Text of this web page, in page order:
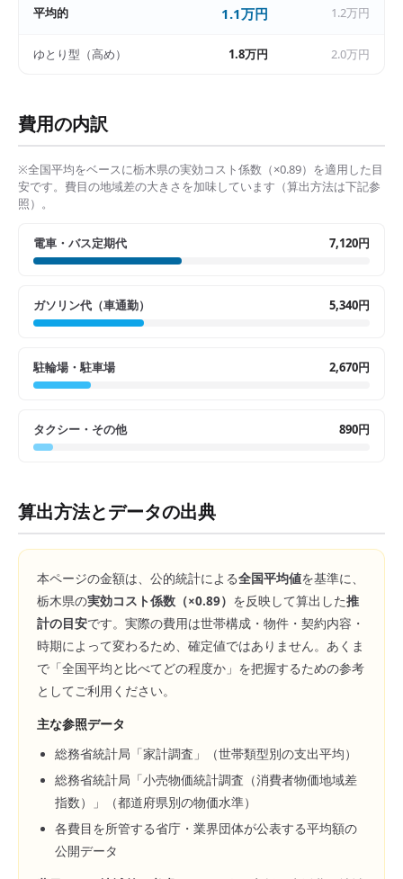
平均的 1.1万円 1.2万円
ゆとり型（高め） 1.8万円 2.0万円
費用の内訳
※全国平均をベースに栃木県の実効コスト係数（×0.89）を適用した目
安です。費目の地域差の大きさを加味しています（算出方法は下記参
照）。
電車・バス定期代 7,120円
ガソリン代（車通勤） 5,340円
駐輪場・駐車場 2,670円
タクシー・その他 890円
算出方法とデータの出典
本ページの金額は、公的統計による全国平均値を基準に、
栃木県の実効コスト係数（×0.89） を反映して算出した推
計の目安です。実際の費用は世帯構成・物件・契約内容・
時期によって変わるため、確定値ではありません。あくま
で「全国平均と比べてどの程度か」を把握するための参考
としてご利用ください。
主な参照データ
総務省統計局「家計調査」（世帯類型別の支出平均）
総務省統計局「小売物価統計調査（消費者物価地域差
指数）」（都道府県別の物価水準）
各費目を所管する省庁・業界団体が公表する平均額の
公開データ